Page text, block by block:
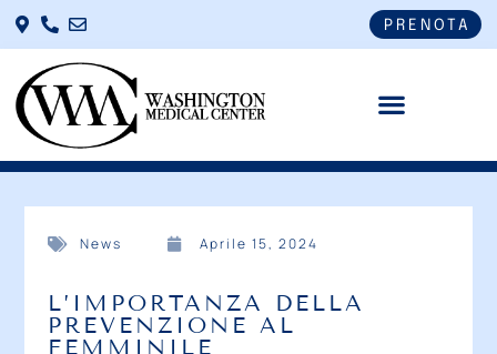
PRENOTA
News Aprile 15, 2024
L’IMPORTANZA DELLA
PREVENZIONE AL
FEMMINILE